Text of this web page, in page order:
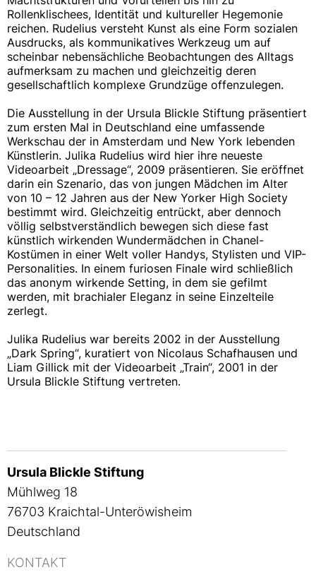
Rollenklischees, Identität und kultureller Hegemonie
reichen. Rudelius versteht Kunst als eine Form sozialen
Ausdrucks, als kommunikatives Werkzeug um auf
scheinbar nebensächliche Beobachtungen des Alltags
aufmerksam zu machen und gleichzeitig deren
gesellschaftlich komplexe Grundzüge offenzulegen.
Die Ausstellung in der Ursula Blickle Stiftung präsentiert
zum ersten Mal in Deutschland eine umfassende
Werkschau der in Amsterdam und New York lebenden
Künstlerin. Julika Rudelius wird hier ihre neueste
Videoarbeit „Dressage“, 2009 präsentieren. Sie eröffnet
darin ein Szenario, das von jungen Mädchen im Alter
von 10 – 12 Jahren aus der New Yorker High Society
bestimmt wird. Gleichzeitig entrückt, aber dennoch
völlig selbstverständlich bewegen sich diese fast
künstlich wirkenden Wundermädchen in Chanel-
Kostümen in einer Welt voller Handys, Stylisten und VIP-
Personalities. In einem furiosen Finale wird schließlich
das anonym wirkende Setting, in dem sie gefilmt
werden, mit brachialer Eleganz in seine Einzelteile
zerlegt.
Julika Rudelius war bereits 2002 in der Ausstellung
„Dark Spring“, kuratiert von Nicolaus Schafhausen und
Liam Gillick mit der Videoarbeit „Train“, 2001 in der
Ursula Blickle Stiftung vertreten.
Ursula Blickle Stiftung
Mühlweg 18
76703 Kraichtal-Unteröwisheim
Deutschland
KONTAKT